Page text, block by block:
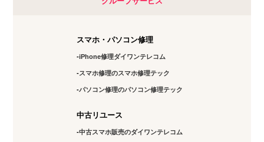
スマホ・パソコン修理
iPhone修理ダイワンテレコム
スマホ修理のスマホ修理テック
パソコン修理のパソコン修理テック
中古リユース
中古スマホ販売のダイワンテレコム